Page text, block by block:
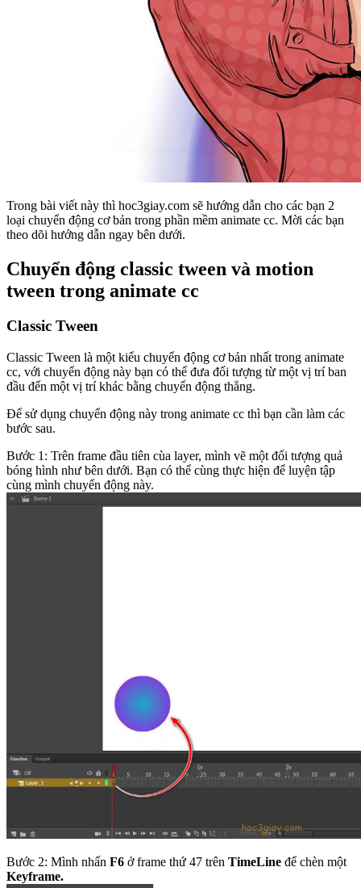
Trong bài viết này thì hoc3giay.com sẽ hướng dẫn cho các bạn 2
loại chuyển động cơ bản trong phần mềm animate cc. Mời các bạn
theo dõi hướng dẫn ngay bên dưới.
Chuyển động classic tween và motion
tween trong animate cc
Classic Tween
Classic Tween là một kiểu chuyển động cơ bản nhất trong animate
cc, với chuyển động này bạn có thể đưa đối tượng từ một vị trí ban
đầu đến một vị trí khác bằng chuyển động thẳng.
Để sử dụng chuyển động này trong animate cc thì bạn cần làm các
bước sau.
Bước 1: Trên frame đầu tiên cùa layer, mình vẽ một đối tượng quả
bóng hình như bên dưới. Bạn có thể cùng thực hiện để luyện tập
cùng mình chuyển động này.
Bước 2: Mình nhấn F6 ở frame thứ 47 trên TimeLine để chèn một
Keyframe.